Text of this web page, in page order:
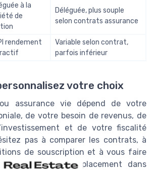
à la
de
Déléguée, plus souple
selon contrats assurance
rendement
Variable selon contrat,
parfois inférieur
votre choix
assurance vie dépend de votre
de votre besoin de revenus, de
et de votre fiscalité
pas à comparer les contrats, à
de souscription et à vous faire
optimiser votre placement dans